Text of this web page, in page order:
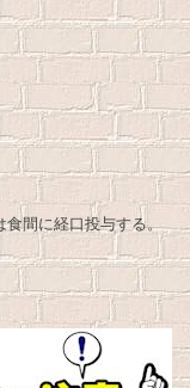
食間に経口投与する。